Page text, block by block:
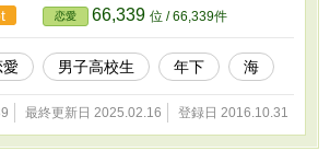
恋愛 66,339 位 / 66,339件
愛 男子高校生 年下 海
最終更新日 2025.02.16 登録日 2016.10.31